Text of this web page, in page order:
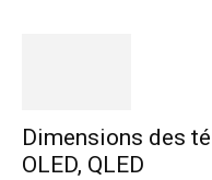
Dimensions des
OLED, QLED